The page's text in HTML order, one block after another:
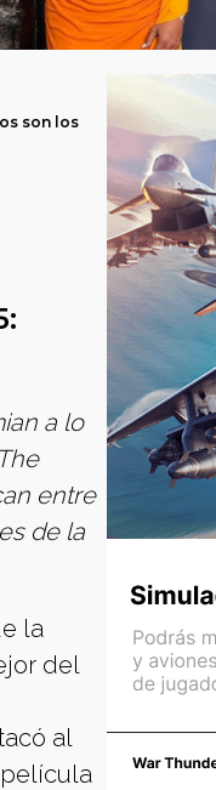
son los
a lo
entre
de la
la
del
al